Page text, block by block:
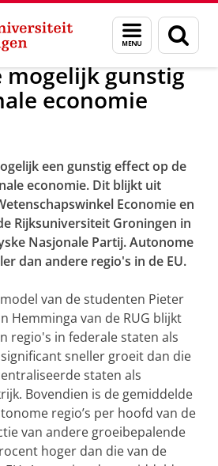
Menu
en
zoeken
Nieuws Nieuwsberichten
gunstig
economie
een gunstig effect op de
economie. Dit blijkt uit
Economie en
Rijksuniversiteit Groningen in
Nasjonale Partij. Autonome
dan andere regio's in de EU.
van de studenten Pieter
Hemminga van de RUG blijkt
regio's in federale staten als
sneller groeit dan die
staten als
Bovendien is de gemiddelde
regio’s per hoofd van de
van andere groeibepalende
hoger dan die van de